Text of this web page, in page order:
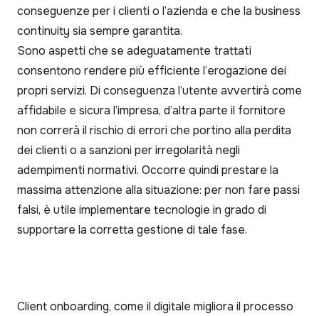
conseguenze per i clienti o l’azienda e che la business
continuity sia sempre garantita.
Sono aspetti che se adeguatamente trattati
consentono rendere più efficiente l’erogazione dei
propri servizi. Di conseguenza l’utente avvertirà come
affidabile e sicura l’impresa, d’altra parte il fornitore
non correrà il rischio di errori che portino alla perdita
dei clienti o a sanzioni per irregolarità negli
adempimenti normativi. Occorre quindi prestare la
massima attenzione alla situazione: per non fare passi
falsi, è utile implementare tecnologie in grado di
supportare la corretta gestione di tale fase.
Client onboarding, come il digitale migliora il processo